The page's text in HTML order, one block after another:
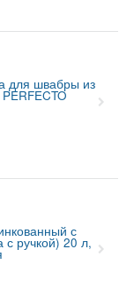
для швабры из
с
ручкой) 20 л,